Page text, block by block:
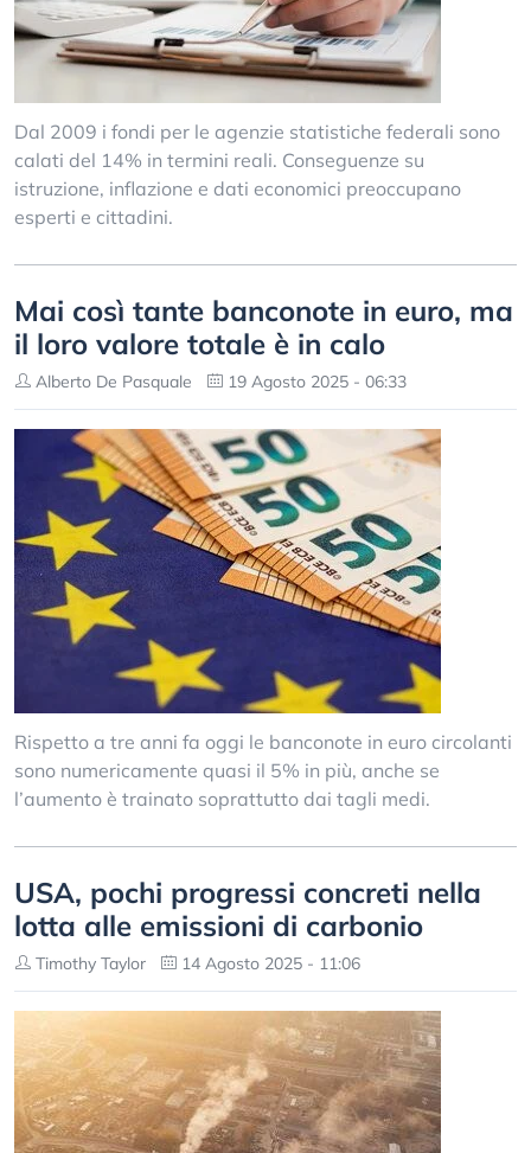
Dal 2009 i fondi per le agenzie statistiche federali sono
calati del 14% in termini reali. Conseguenze su
istruzione, inflazione e dati economici preoccupano
esperti e cittadini.
Mai così tante banconote in euro, ma
il loro valore totale è in calo
Alberto De Pasquale 19 Agosto 2025 - 06:33
Rispetto a tre anni fa oggi le banconote in euro circolanti
sono numericamente quasi il 5% in più, anche se
l’aumento è trainato soprattutto dai tagli medi.
USA, pochi progressi concreti nella
lotta alle emissioni di carbonio
Timothy Taylor 14 Agosto 2025 - 11:06